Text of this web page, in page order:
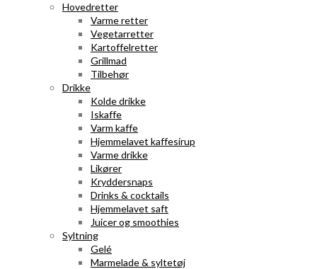
Hovedretter
Varme retter
Vegetarretter
Kartoffelretter
Grillmad
Tilbehør
Drikke
Kolde drikke
Iskaffe
Varm kaffe
Hjemmelavet kaffesirup
Varme drikke
Likører
Kryddersnaps
Drinks & cocktails
Hjemmelavet saft
Juicer og smoothies
Syltning
Gelé
Marmelade & syltetøj